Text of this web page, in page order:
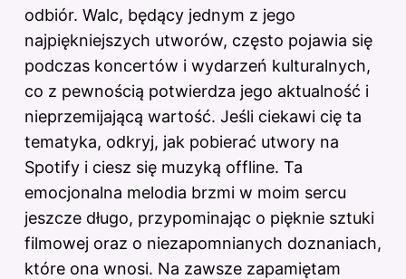
odbiór. Walc, będący jednym z jego
najpiękniejszych utworów, często pojawia się
podczas koncertów i wydarzeń kulturalnych,
co z pewnością potwierdza jego aktualność i
nieprzemijającą wartość. Jeśli ciekawi cię ta
tematyka, odkryj, jak pobierać utwory na
Spotify i ciesz się muzyką offline. Ta
emocjonalna melodia brzmi w moim sercu
jeszcze długo, przypominając o pięknie sztuki
filmowej oraz o niezapomnianych doznaniach,
które ona wnosi. Na zawsze zapamiętam